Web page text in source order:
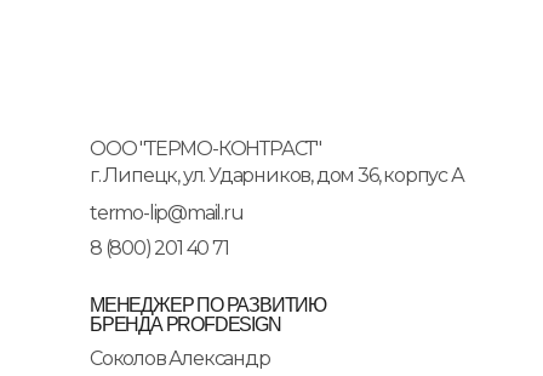
ООО "ТЕРМО-КОНТРАСТ"
г. Липецк, ул. Ударников, дом 36, корпус А
termo-lip@mail.ru
8 (800) 201 40 71
Соколов Александр
МЕНЕДЖЕР ПО РАЗВИТИЮ
БРЕНДА PROFDESIGN